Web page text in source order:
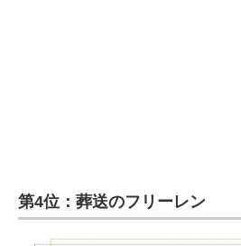
第4位：葬送のフリーレン